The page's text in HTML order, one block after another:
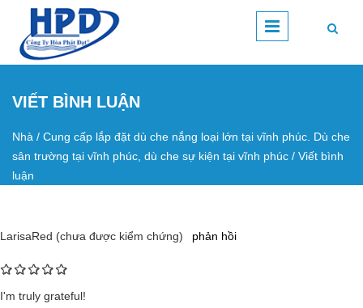
Nhảy đến nội dung
VIẾT BÌNH LUẬN
Bạn đang ở đây
Nhà / Cung cấp lắp đặt dù che nắng loại lớn tại vĩnh phúc. Dù che
sân trường tại vĩnh phúc, dù che sự kiện tại vĩnh phúc / Viết bình
luận
LarisaRed (chưa được kiểm chứng) phản hồi
I'm truly grateful!